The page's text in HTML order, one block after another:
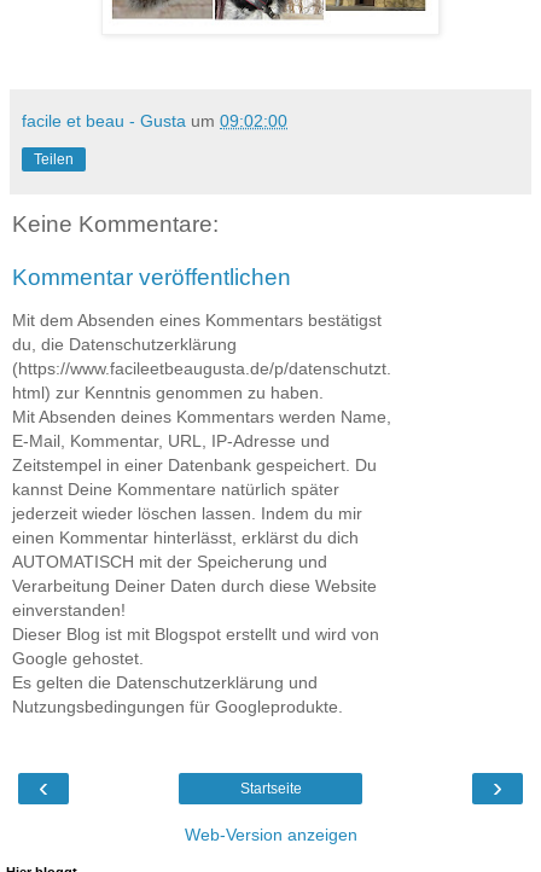
facile et beau - Gusta um 09:02:00
Teilen
Keine Kommentare:
Kommentar veröffentlichen
Mit dem Absenden eines Kommentars bestätigst
du, die Datenschutzerklärung
(https://www.facileetbeaugusta.de/p/datenschutzt.
html) zur Kenntnis genommen zu haben.
Mit Absenden deines Kommentars werden Name,
E-Mail, Kommentar, URL, IP-Adresse und
Zeitstempel in einer Datenbank gespeichert. Du
kannst Deine Kommentare natürlich später
jederzeit wieder löschen lassen. Indem du mir
einen Kommentar hinterlässt, erklärst du dich
AUTOMATISCH mit der Speicherung und
Verarbeitung Deiner Daten durch diese Website
einverstanden!
Dieser Blog ist mit Blogspot erstellt und wird von
Google gehostet.
Es gelten die Datenschutzerklärung und
Nutzungsbedingungen für Googleprodukte.
‹ ›
Startseite
Web-Version anzeigen